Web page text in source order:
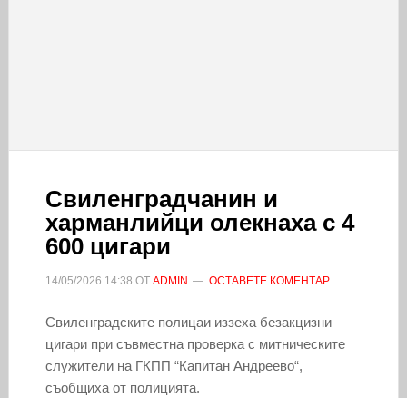
Свиленградчанин и
харманлийци олекнаха с 4
600 цигари
14/05/2026 14:38 ОТ ADMIN ОСТАВЕТЕ КОМЕНТАР
Свиленградските полицаи иззеха безакцизни
цигари при съвместна проверка с митническите
служители на ГКПП “Капитан Андреево“,
съобщиха от полицията.